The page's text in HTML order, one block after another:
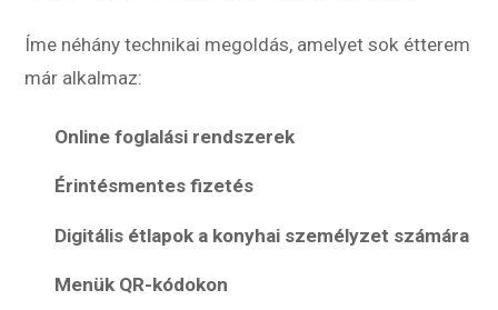
Íme néhány technikai megoldás, amelyet sok étterem
már alkalmaz:
Online foglalási rendszerek
Érintésmentes fizetés
Digitális étlapok a konyhai személyzet számára
Menük QR-kódokon